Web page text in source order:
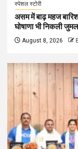
स्पेशल स्टोरी
असम में बाढ़ महज
घोषाणा भी निकली
August 8, 2026